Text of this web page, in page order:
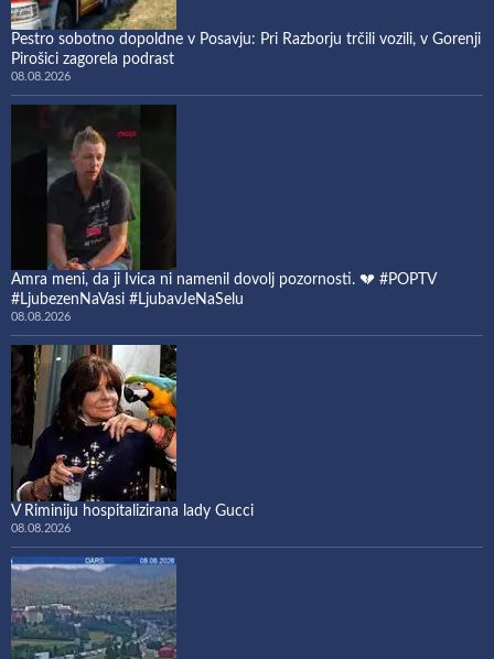
Pestro sobotno dopoldne v Posavju: Pri Razborju trčili vozili, v Gorenji
Pirošici zagorela podrast
08.08.2026
Amra meni, da ji Ivica ni namenil dovolj pozornosti. 💔 #POPTV
#LjubezenNaVasi #LjubavJeNaSelu
08.08.2026
V Riminiju hospitalizirana lady Gucci
08.08.2026